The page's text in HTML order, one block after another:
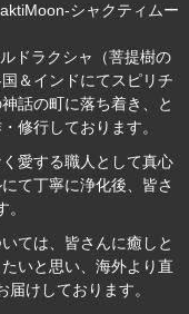
シャクティムー
ドラクシャ（菩提樹の
＆インドにてスピリチ
話の町に落ち着き、と
修行しております。
愛する職人として真心
て丁寧に浄化後、皆さ
ては、皆さんに癒しと
いと思い、海外より直
けしております。